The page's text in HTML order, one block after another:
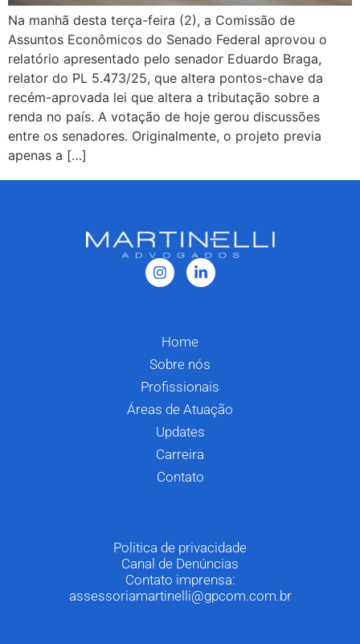
Na manhã desta terça-feira (2), a Comissão de
Assuntos Econômicos do Senado Federal aprovou o
relatório apresentado pelo senador Eduardo Braga,
relator do PL 5.473/25, que altera pontos-chave da
recém-aprovada lei que altera a tributação sobre a
renda no país. A votação de hoje gerou discussões
entre os senadores. Originalmente, o projeto previa
apenas a […]
Home
Sobre nós
Profissionais
Áreas de Atuação
Updates
Carreira
Contato
Politica de privacidade
Canal de Denúncias
Contato imprensa:
assessoriamartinelli@gpcom.com.br